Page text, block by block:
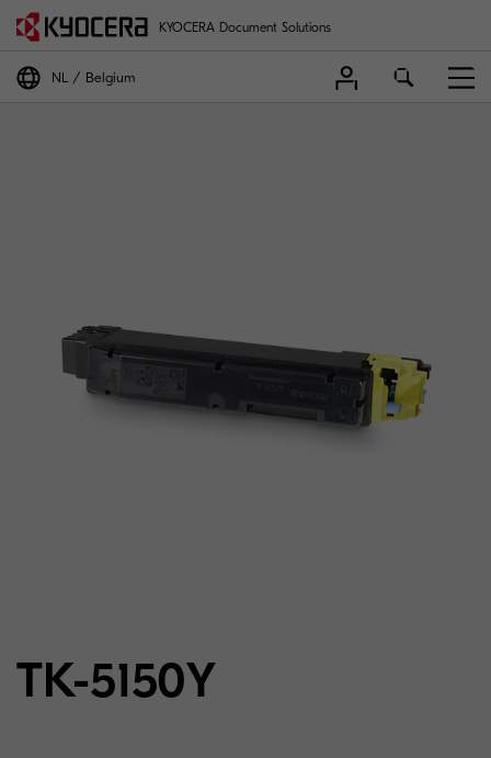
KYOCERA Document Solutions
NL Belgium
TK-5150Y